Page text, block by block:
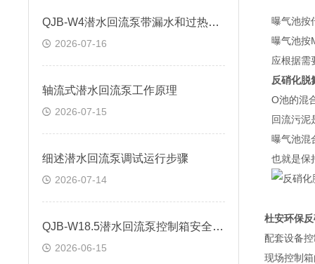
QJB-W4潜水回流泵带漏水和过热保护功能
2026-07-16
轴流式潜水回流泵工作原理
2026-07-15
细述潜水回流泵调试运行步骤
2026-07-14
QJB-W18.5潜水回流泵控制箱安全操作方法
2026-06-15
曝气池按
曝气池按
应根据需
反硝化脱
O池的混
回流污泥
曝气池混
也就是保
杜安环保
配套设备
现场控制